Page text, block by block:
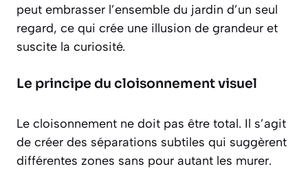
peut embrasser l’ensemble du jardin d’un seul
regard, ce qui crée une illusion de grandeur et
suscite la curiosité.
Le principe du cloisonnement visuel
Le cloisonnement ne doit pas être total. Il s’agit
de créer des séparations subtiles qui suggèrent
différentes zones sans pour autant les murer.